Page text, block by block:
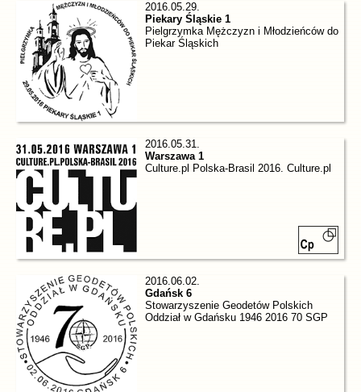
2016.05.29.
Piekary Śląskie 1
Pielgrzymka Mężczyzn i Młodzieńców do
Piekar Śląskich
2016.05.31.
Warszawa 1
Culture.pl Polska-Brasil 2016. Culture.pl
2016.06.02.
Gdańsk 6
Stowarzyszenie Geodetów Polskich
Oddział w Gdańsku 1946 2016 70 SGP